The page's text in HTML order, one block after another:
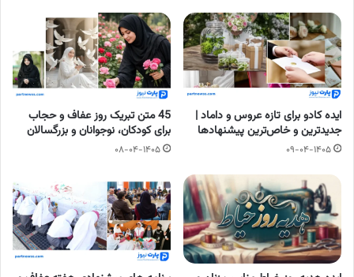
ایده کادو برای تازه عروس و داماد |
جدیدترین و خاص‌ترین پیشنهادها
۰۹-۰۴-۱۴۰۵
45 متن تبریک روز عفاف و حجاب
برای کودکان، نوجوانان و بزرگسالان
۰۸-۰۴-۱۴۰۵